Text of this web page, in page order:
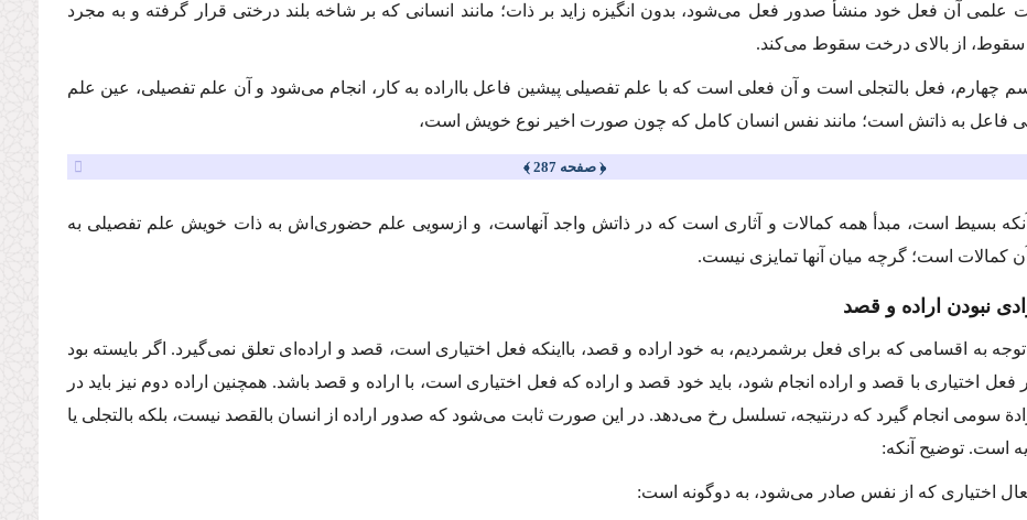
علمی آن فعل خود منشأ صدور فعل می‌شود، بدون انگیزه زاید بر ذات؛ مانند انسانی كه بر شاخه بلند درختی قرار گرفته و به مجرد
سقوط، از بالای درخت سقوط می‌كند.
چهارم، فعل بالتجلی است و آن فعلی است‌ كه با علم تفصیلی پیشین فاعل بااراده به‌ كار، انجام می‌شود و آن علم تفصیلی، عین علم
فاعل به ذاتش است؛ مانند نفس انسان کامل كه چون صورت اخیر نوع خویش است،
﴿ صفحه 287 ﴾
بسیط است، مبدأ همه كمالات و آثاری است كه در ذاتش واجد آنهاست، و ازسویی علم حضوری‌اش به ذات خویش علم تفصیلی به
كمالات است؛ گرچه میان آنها تمایزی نیست.
توجه به اقسامی كه برای فعل برشمردیم، به خود اراده و قصد، بااینكه فعل اختیاری است، قصد و اراده‌ای تعلق نمی‌گیرد. اگر بایسته بود
فعل اختیاری با قصد و اراده انجام شود، باید خود قصد و اراده كه فعل اختیاری است، با اراده و قصد باشد. همچنین اراده دوم نیز باید در
سومی انجام گیرد كه درنتیجه، تسلسل رخ می‌دهد. در این‌ صورت ثابت می‌شود كه صدور اراده‌ از انسان بالقصد نیست، بلكه بالتجلی یا
است. توضیح آنكه:
اختیاری كه از نفس صادر می‌شود، به دوگونه است: